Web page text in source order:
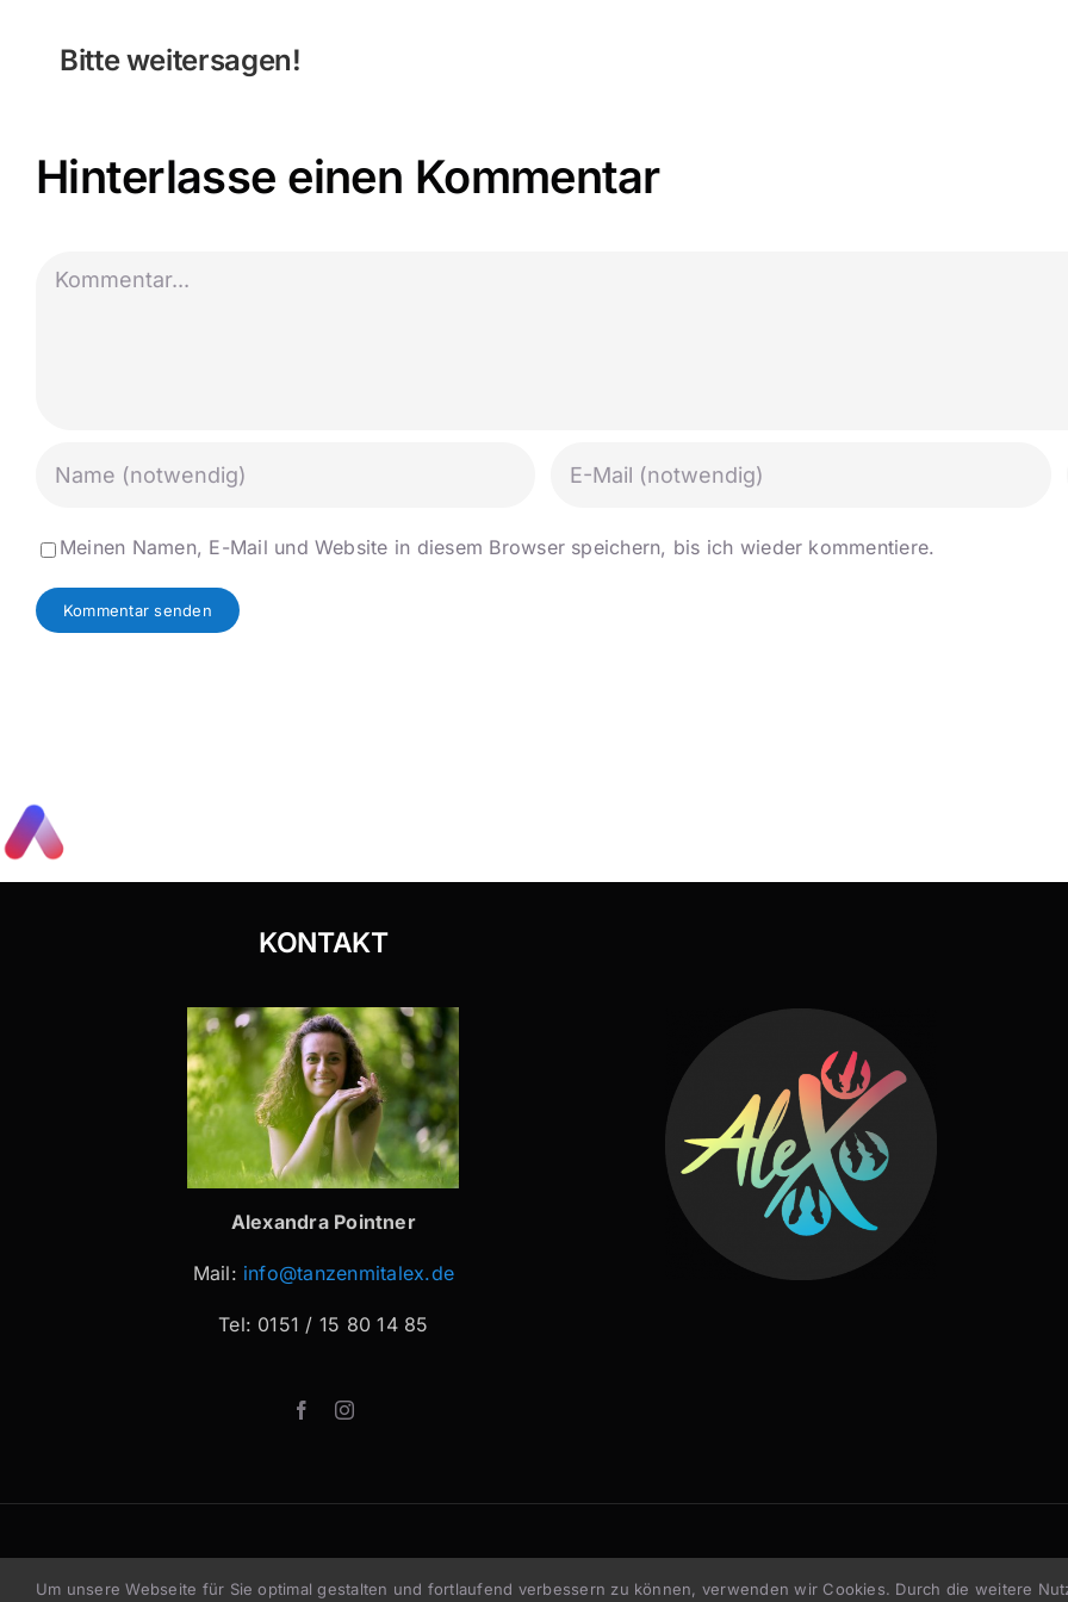
Bitte weitersagen!
Hinterlasse einen Kommentar
Kommentar
Meinen Namen, E-Mail und Website in diesem Browser speichern, bis ich wieder kommentiere.
KONTAKT
Alexandra Pointner
Mail: info@tanzenmitalex.de
Tel: 0151 / 15 80 14 85
Um unsere Webseite für Sie optimal gestalten und fortlaufend verbessern zu können, verwenden wir Cookies. Durch die weitere